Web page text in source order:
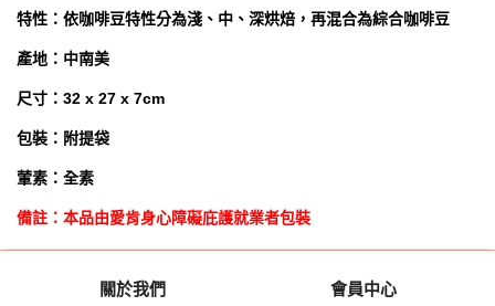
特性：依咖啡豆特性分為淺、中、深烘焙，再混合為綜合咖啡豆
產地：中南美
尺寸：32 x 27 x 7cm
包裝：附提袋
葷素：全素
備註：本品由愛肯身心障礙庇護就業者包裝
關於我們 會員中心